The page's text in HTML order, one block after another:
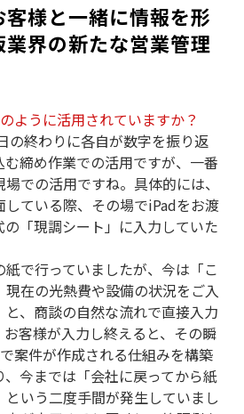
様と一緒に情報を形
界の新たな営業管理
ように活用されていますか？
の終わりに各自が数字を振り返
む締め作業での活用ですが、一番
での活用ですね。具体的には、
ている際、その場でiPadをお渡
の「現調シート」に入力していた
で行っていましたが、今は「こ
現在の光熱費や設備の状況をご入
、商談の自然な流れで直接入力
客様が入力し終えると、その瞬
案件が作成される仕組みを構築
、今までは「会社に戻ってから紙
いう二度手間が発生していまし